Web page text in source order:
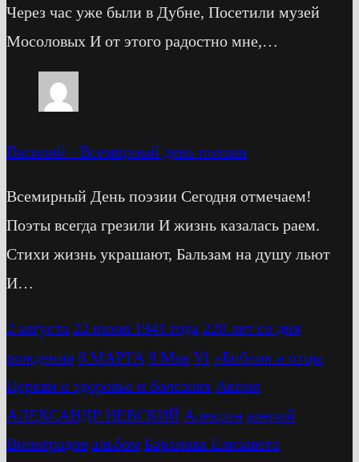
Через час уже были в Дубне, Посетили музей
Мосоловых И от этого радостно мне,…
Василий - Всемирный день поэзии
Всемирный День поэзии Сегодня отмечаем!
Поэты всегда грезили И жизнь казалась раем.
Стихи жизнь украшают, Бальзам на душу льют
И…
2 августа 22 июня 1941 года 220 лет со дня
рождения 8 МАРТА 9 Мая Vf »Библия и отцы
Церкви о здоровье и болезнях Акция
АЛЕКСАНДР НЕВСКИЙ Алексин алерий
Виноградов альбом Баранова Елизавета